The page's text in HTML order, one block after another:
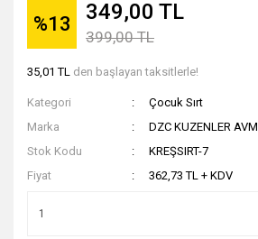
%13 349,00 TL
399,00 TL
35,01 TL den başlayan taksitlerle!
Kategori
Çocuk Sırt
Marka
DZC KUZENLER AVM
Stok Kodu
KREŞSIRT-7
Fiyat
362,73 TL + KDV